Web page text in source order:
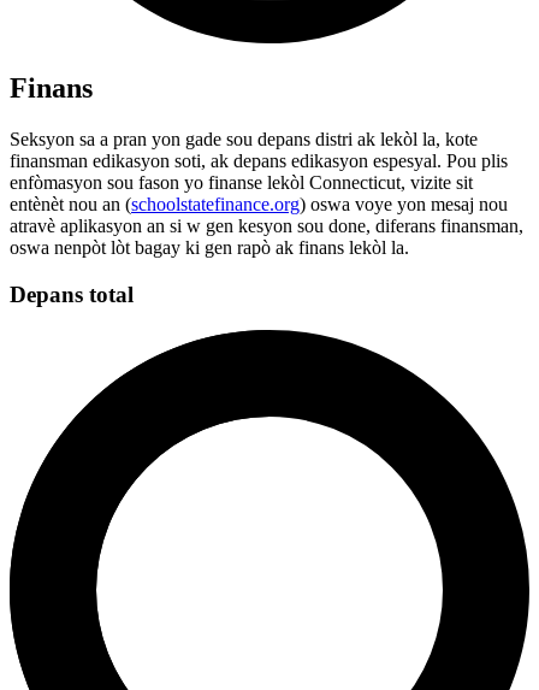
Finans
Seksyon sa a pran yon gade sou depans distri ak lekòl la, kote
finansman edikasyon soti, ak depans edikasyon espesyal. Pou plis
enfòmasyon sou fason yo finanse lekòl Connecticut, vizite sit
entènèt nou an (schoolstatefinance.org) oswa voye yon mesaj nou
atravè aplikasyon an si w gen kesyon sou done, diferans finansman,
oswa nenpòt lòt bagay ki gen rapò ak finans lekòl la.
Depans total